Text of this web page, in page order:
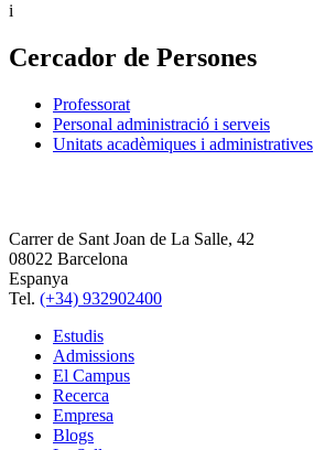
i
Cercador de Persones
Professorat
Personal administració i serveis
Unitats acadèmiques i administratives
Carrer de Sant Joan de La Salle, 42
08022 Barcelona
Espanya
Tel. (+34) 932902400
Estudis
Admissions
El Campus
Recerca
Empresa
Blogs